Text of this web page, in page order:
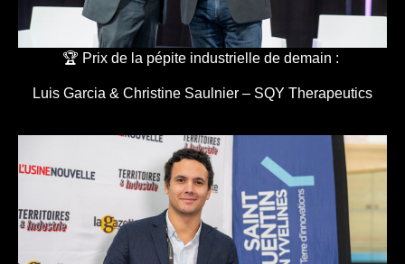
🏆 Prix de la pépite industrielle de demain :
Luis Garcia & Christine Saulnier – SQY Therapeutics